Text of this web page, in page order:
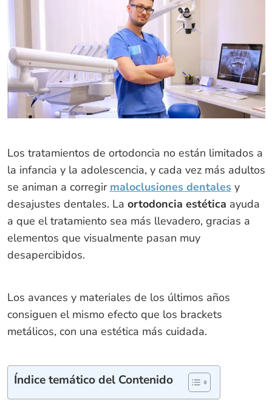
Los tratamientos de ortodoncia no están limitados a
la infancia y la adolescencia, y cada vez más adultos
se animan a corregir maloclusiones dentales y
desajustes dentales. La ortodoncia estética ayuda
a que el tratamiento sea más llevadero, gracias a
elementos que visualmente pasan muy
desapercibidos.
Los avances y materiales de los últimos años
consiguen el mismo efecto que los brackets
metálicos, con una estética más cuidada.
Índice temático del Contenido